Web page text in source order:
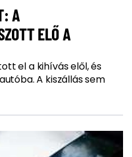
A
ELŐ A
el a kihívás elől, és
A kiszállás sem